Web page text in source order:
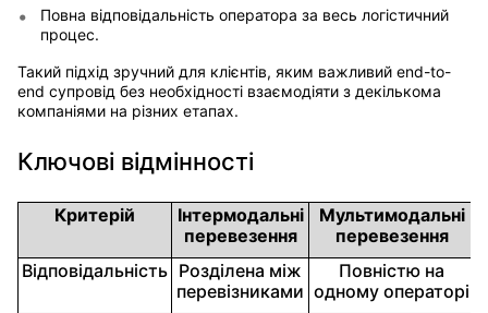
Повна відповідальність оператора за весь логістичний
процес.
Такий підхід зручний для клієнтів, яким важливий end-to-
end супровід без необхідності взаємодіяти з декількома
компаніями на різних етапах.
Ключові відмінності
Критерій
Інтермодальні
перевезення
Мультимодальні
перевезення
Відповідальність Розділена між
перевізниками
Повністю на
одному операторі